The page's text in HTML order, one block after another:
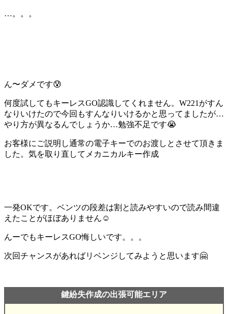
…。。。
ん〜ダメです😰
何度試してもキーレスGO認識してくれません。W221がすん
なりいけたので今回もすんなりいけるかと思ってましたが…
やり方が異なるんでしょうか…勉強不足です😭
お客様にご説明し通常の電子キーでのお渡しとさせて頂きま
した。気を取り直してメカニカルキー作成
一発OKです。ベンツの段差は割と読みやすいので読み間違
えたことがほぼありません☺️
んーでもキーレスGO悔しいです。。。
次回チャンスがあればリベンジしてみようと思います🤗
鍵紛失作成の出張可能エリア